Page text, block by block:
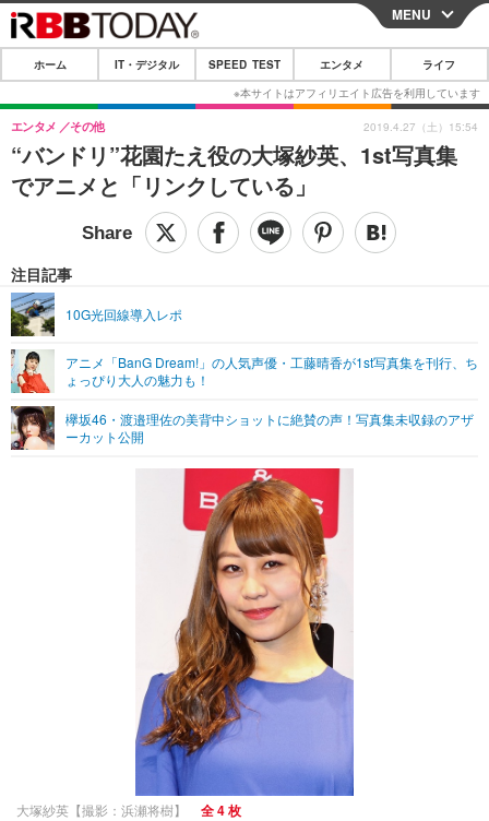
CLOSE
ホーム
IT・デジタル
IT・デジタルTOP スマートフォン
ショッピング その他
SPEED TEST
エンタメTOP 映画・ドラマ
グラビア
ショッピング その他
ライフTOP
その他
リリース一覧
プッシュ通知の停止方法
MENU
ホーム IT・デジタル SPEED TEST エンタメ ライフ
“バンドリ”花園たえ役の大塚紗英、1st写真集
でアニメと「リンクしている」
エンタメ その他
注目記事
10G光回線導入レポ
アニメ「BanG Dream!」の人気声優・工藤晴香が1st写真集を刊行、ち
ょっぴり大人の魅力も！
欅坂46・渡邉理佐の美背中ショットに絶賛の声！写真集未収録のアザ
ーカット公開
2019.4.27（土）15:54
大塚紗英【撮影：浜瀬将樹】 全 4 枚